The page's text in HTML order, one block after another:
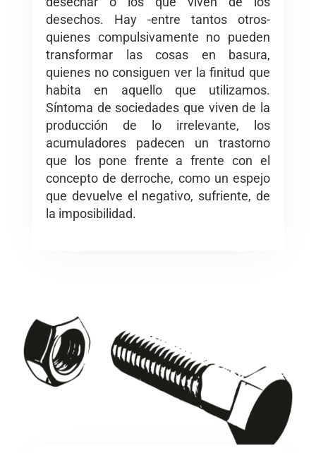
desechos. Hay -entre tantos otros-
quienes compulsivamente no pueden
transformar las cosas en basura,
quienes no consiguen ver la finitud que
habita en aquello que utilizamos.
Síntoma de sociedades que viven de la
producción de lo irrelevante, los
acumuladores padecen un trastorno
que los pone frente a frente con el
concepto de derroche, como un espejo
que devuelve el negativo, sufriente, de
la imposibilidad.